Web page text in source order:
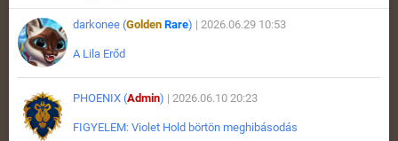
darkonee (Golden Rare) | 2026.06.29 10:53
A Lila Erőd
PHOENIX (Admin) | 2026.06.10 20:23
FIGYELEM: Violet Hold börtön meghibásodás